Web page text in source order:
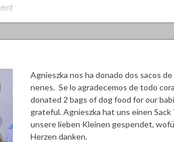
Agnieszka nos ha donado dos sacos
nenes. Se lo agradecemos de todo
donated 2 bags of dog food for our
grateful. Agnieszka hat uns einen
unsere lieben Kleinen gespendet,
Herzen danken.